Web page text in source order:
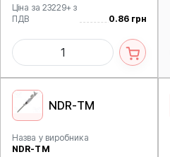
Ціна за 23229+ з
ПДВ
0.86 грн
NDR-TM
Назва у виробника
NDR-TM